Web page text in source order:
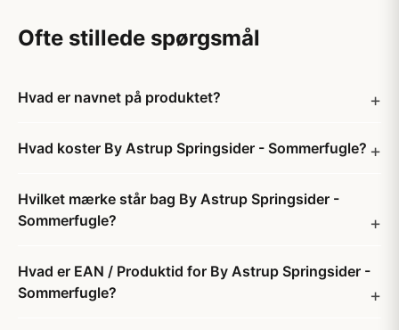
Ofte stillede spørgsmål
Hvad er navnet på produktet?
Hvad koster By Astrup Springsider - Sommerfugle?
Hvilket mærke står bag By Astrup Springsider -
Sommerfugle?
Hvad er EAN / Produktid for By Astrup Springsider -
Sommerfugle?